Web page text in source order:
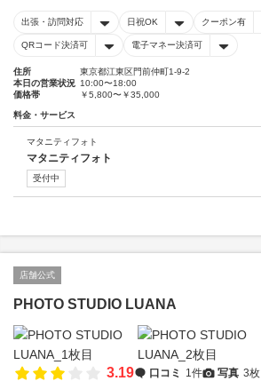
出張・訪問対応 日祝OK クーポン有
QRコード決済可 電子マネー決済可
住所
東京都江東区門前仲町1-9-2
本日の営業状況 10:00〜18:00
価格帯
￥5,800〜￥35,000
料金・サービス
マタニティフォト
マタニティフォト
受付中
店舗公式
PHOTO STUDIO LUANA
3.19 口コミ 1件 写真 3枚